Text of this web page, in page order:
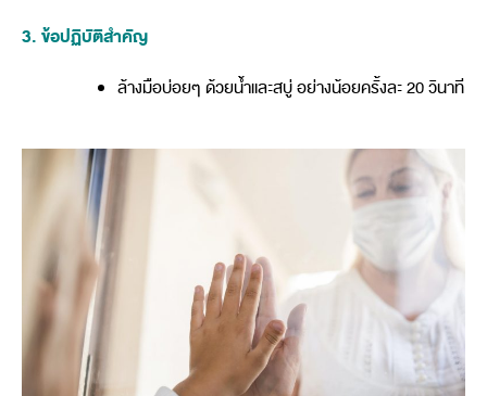
3. ข้อปฏิบัติสำคัญ
ล้างมือบ่อยๆ ด้วยน้ำและสบู่ อย่างน้อยครั้งละ 20 วินาที